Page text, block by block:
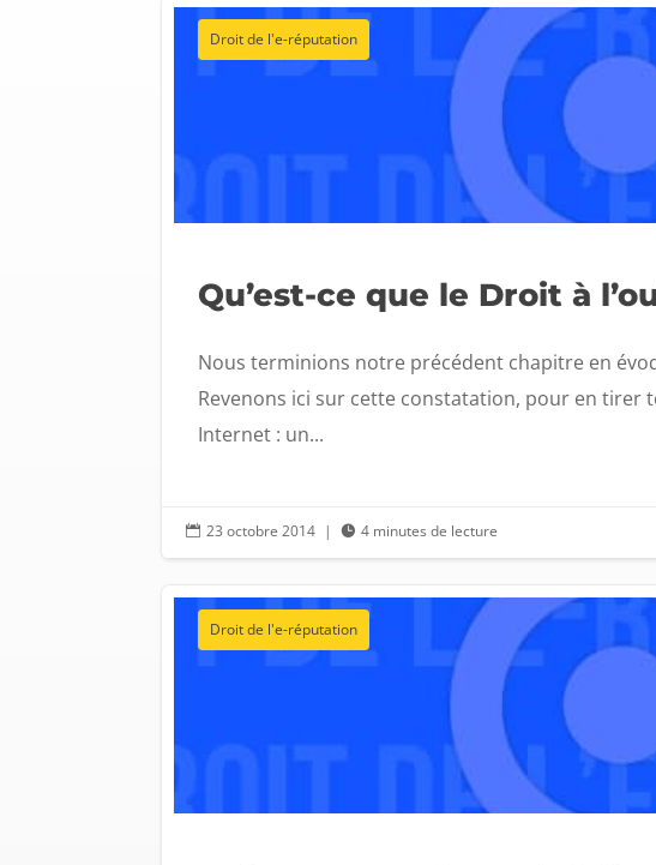
Droit de l'e-réputation
Qu’est-ce que le Droit à
Nous terminions notre précédent chapitre en
Revenons ici sur cette constatation, pour en tirer
Internet : un...
 23 octobre 2014 |  4 minutes de lecture
Droit de l'e-réputation